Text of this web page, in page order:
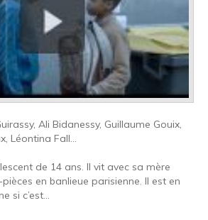
Ali Bidanessy, Guillaume Gouix,
Léontina Fall...
de 14 ans. Il vit avec sa mère
en banlieue parisienne. Il est en
si c’est...